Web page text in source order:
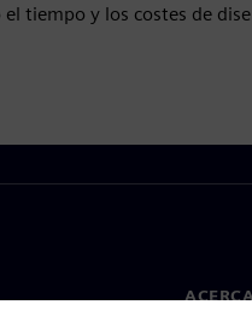
tiempo y los costes de